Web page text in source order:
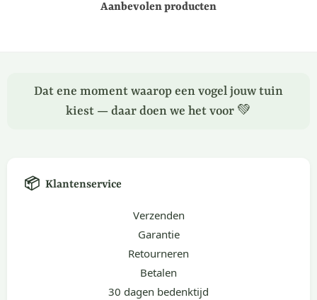
Aanbevolen producten
Dat ene moment waarop een vogel jouw tuin
kiest — daar doen we het voor 💚
📦 Klantenservice
Verzenden
Garantie
Retourneren
Betalen
30 dagen bedenktijd